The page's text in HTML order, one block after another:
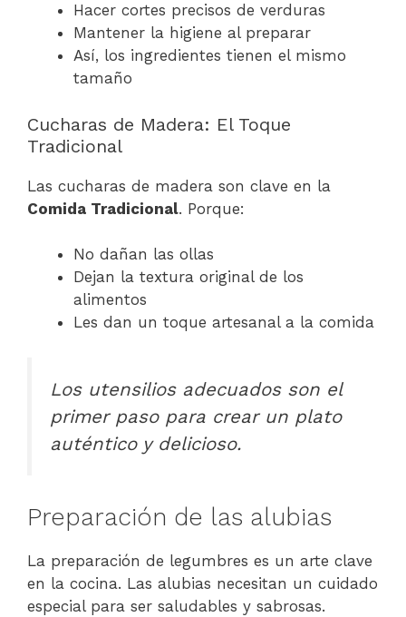
Hacer cortes precisos de verduras
Mantener la higiene al preparar
Así, los ingredientes tienen el mismo
tamaño
Cucharas de Madera: El Toque
Tradicional
Las cucharas de madera son clave en la
Comida Tradicional. Porque:
No dañan las ollas
Dejan la textura original de los
alimentos
Les dan un toque artesanal a la comida
Los utensilios adecuados son el
primer paso para crear un plato
auténtico y delicioso.
Preparación de las alubias
La preparación de legumbres es un arte clave
en la cocina. Las alubias necesitan un cuidado
especial para ser saludables y sabrosas.